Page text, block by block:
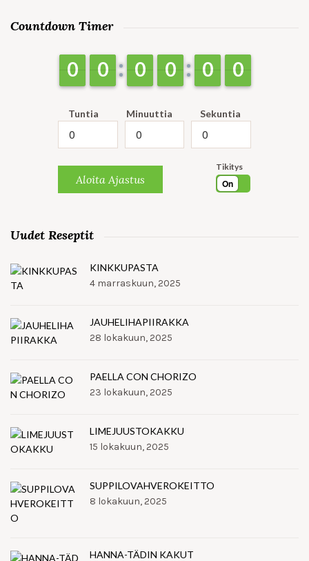
Countdown Timer
9
9
0
0 9
9
0
0 9
9
0
0 9
9
0
0 9
9
0
0 9
9
0
0
Tuntia Minuuttia Sekuntia
Aloita Ajastus
Tikitys
On
Uudet Reseptit
KINKKUPASTA
4 marraskuun, 2025
JAUHELIHAPIIRAKKA
28 lokakuun, 2025
PAELLA CON CHORIZO
23 lokakuun, 2025
LIMEJUUSTOKAKKU
15 lokakuun, 2025
SUPPILOVAHVEROKEITTO
8 lokakuun, 2025
HANNA-TÄDIN KAKUT